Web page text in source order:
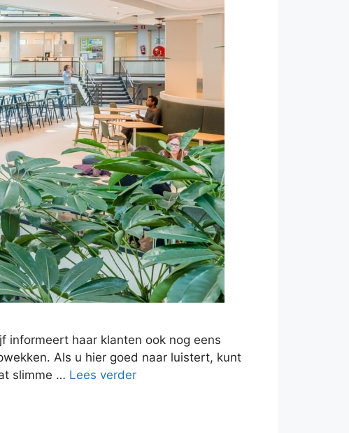
informeert haar klanten ook nog eens
Als u hier goed naar luistert, kunt
slimme … Lees verder